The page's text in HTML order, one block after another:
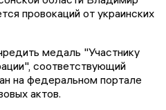
провокаций от украинских
медаль "Участнику
соответствующий
на федеральном портале
актов.